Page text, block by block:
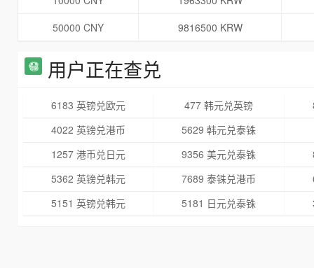
50000 CNY
9816500 KRW
用户正在查兑
6183 英镑兑欧元 477 韩元兑英镑
4022 英镑兑港币
5629 韩元兑泰铢
1257 港币兑日元
9356 美元兑泰铢
5362 英镑兑韩元
7689 泰铢兑港币
5151 英镑兑韩元
5181 日元兑泰铢